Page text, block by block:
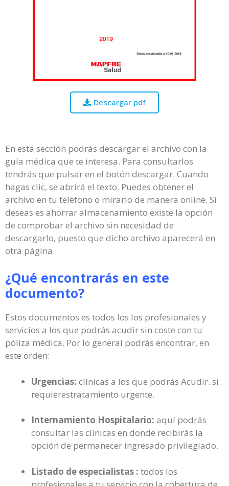
Descargar pdf
En esta sección podrás descargar el archivo con la
guía médica que te interesa. Para consultarlos
tendrás que pulsar en el botón descargar. Cuando
hagas clic, se abrirá el texto. Puedes obtener el
archivo en tu teléfono o mirarlo de manera online. Si
deseas es ahorrar almacenamiento existe la opción
de comprobar el archivo sin necesidad de
descargarlo, puesto que dicho archivo aparecerá en
otra página.
¿Qué encontrarás en este
documento?
Estos documentos es todos los los profesionales y
servicios a los que podrás acudir sin coste con tu
póliza médica. Por lo general podrás encontrar, en
este orden:
Urgencias: clínicas a los que podrás Acudir. si
requierestratamiento urgente.
Internamiento Hospitalario: aquí podrás
consultar las clínicas en donde recibirás la
opción de permanecer ingresado privilegiado.
Listado de especialistas : todos los